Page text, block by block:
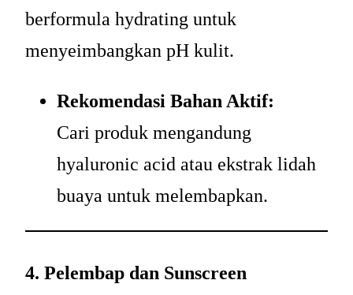
berformula hydrating untuk
menyeimbangkan pH kulit.
Rekomendasi Bahan Aktif:
Cari produk mengandung
hyaluronic acid atau ekstrak lidah
buaya untuk melembapkan.
4. Pelembap dan Sunscreen